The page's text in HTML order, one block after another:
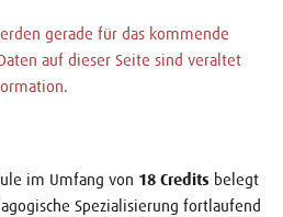
gerade für das kommende
auf dieser Seite sind veraltet
im Umfang von 18 Credits belegt
Spezialisierung fortlaufend